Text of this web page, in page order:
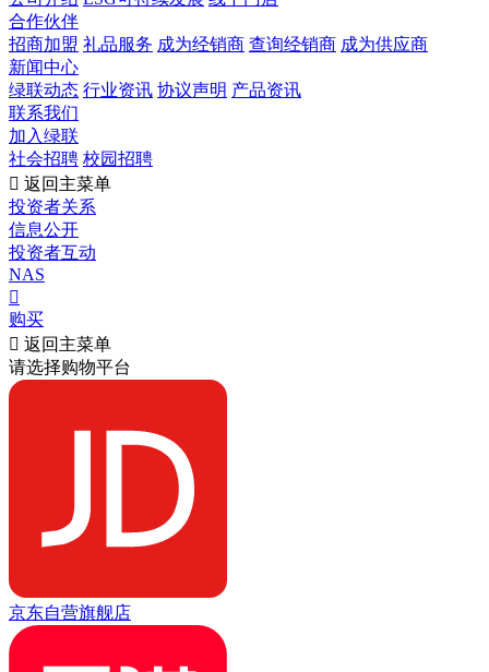
合作伙伴
招商加盟 礼品服务 成为经销商 查询经销商 成为供应商
新闻中心
绿联动态 行业资讯 协议声明 产品资讯
联系我们
加入绿联
社会招聘 校园招聘
 返回主菜单
投资者关系
信息公开
投资者互动
NAS

购买
 返回主菜单
请选择购物平台
京东自营旗舰店